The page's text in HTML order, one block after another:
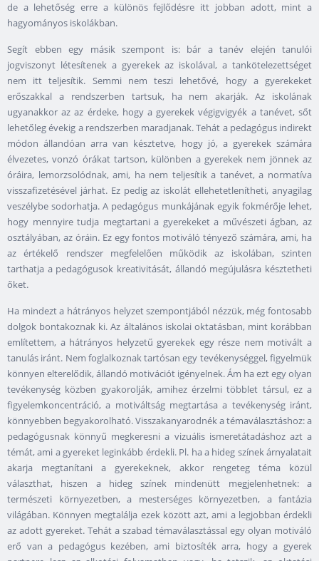
de a lehetőség erre a különös fejlődésre itt jobban adott, mint a
hagyományos iskolákban.
Segít ebben egy másik szempont is: bár a tanév elején tanulói
jogviszonyt létesítenek a gyerekek az iskolával, a tankötelezettséget
nem itt teljesítik. Semmi nem teszi lehetővé, hogy a gyerekeket
erőszakkal a rendszerben tartsuk, ha nem akarják. Az iskolának
ugyanakkor az az érdeke, hogy a gyerekek végigvigyék a tanévet, sőt
lehetőleg évekig a rendszerben maradjanak. Tehát a pedagógus indirekt
módon állandóan arra van késztetve, hogy jó, a gyerekek számára
élvezetes, vonzó órákat tartson, különben a gyerekek nem jönnek az
óráira, lemorzsolódnak, ami, ha nem teljesítik a tanévet, a normatíva
visszafizetésével járhat. Ez pedig az iskolát ellehetetlenítheti, anyagilag
veszélybe sodorhatja. A pedagógus munkájának egyik fokmérője lehet,
hogy mennyire tudja megtartani a gyerekeket a művészeti ágban, az
osztályában, az óráin. Ez egy fontos motiváló tényező számára, ami, ha
az értékelő rendszer megfelelően működik az iskolában, szinten
tarthatja a pedagógusok kreativitását, állandó megújulásra késztetheti
őket.
Ha mindezt a hátrányos helyzet szempontjából nézzük, még fontosabb
dolgok bontakoznak ki. Az általános iskolai oktatásban, mint korábban
említettem, a hátrányos helyzetű gyerekek egy része nem motivált a
tanulás iránt. Nem foglalkoznak tartósan egy tevékenységgel, figyelmük
könnyen elterelődik, állandó motivációt igényelnek. Ám ha ezt egy olyan
tevékenység közben gyakorolják, amihez érzelmi többlet társul, ez a
figyelemkoncentráció, a motiváltság megtartása a tevékenység iránt,
könnyebben begyakorolható. Visszakanyarodnék a témaválasztáshoz: a
pedagógusnak könnyű megkeresni a vizuális ismeretátadáshoz azt a
témát, ami a gyereket leginkább érdekli. Pl. ha a hideg színek árnyalatait
akarja megtanítani a gyerekeknek, akkor rengeteg téma közül
választhat, hiszen a hideg színek mindenütt megjelenhetnek: a
természeti környezetben, a mesterséges környezetben, a fantázia
világában. Könnyen megtalálja ezek között azt, ami a legjobban érdekli
az adott gyereket. Tehát a szabad témaválasztással egy olyan motiváló
erő van a pedagógus kezében, ami biztosíték arra, hogy a gyerek